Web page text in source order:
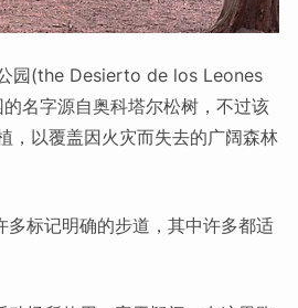
园(the Desierto de los Leones
名字源自奥科塔尔松树，不过该
，以覆盖因火灾而失去的广阔森林
标记明确的步道，其中许多都适